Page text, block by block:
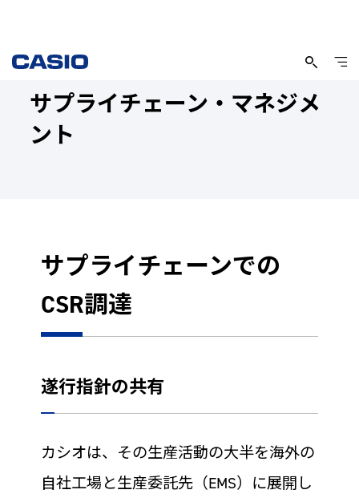
サプライチェーン・マネジメ
ント
サプライチェーンでの
CSR調達
遂行指針の共有
カシオは、その生産活動の大半を海外の
自社工場と生産委託先（EMS）に展開し